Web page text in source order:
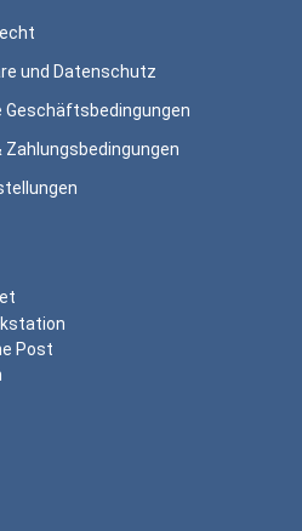
und Datenschutz
Geschäftsbedingungen
Zahlungsbedingungen